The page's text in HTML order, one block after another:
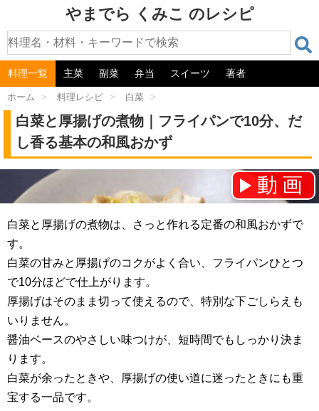
やまでら くみこ のレシピ
料理一覧 主菜 副菜 弁当 スイーツ 著者
ホーム > 料理レシピ > 白菜 >
白菜と厚揚げの煮物｜フライパンで10分、だ
し香る基本の和風おかず
動画
チャンネル登録をお願いします！⇒
白菜と厚揚げの煮物は、さっと作れる定番の和風おかずで
す。
白菜の甘みと厚揚げのコクがよく合い、フライパンひとつ
で10分ほどで仕上がります。
厚揚げはそのまま切って使えるので、特別な下ごしらえも
いりません。
醤油ベースのやさしい味つけが、短時間でもしっかり決ま
ります。
白菜が余ったときや、厚揚げの使い道に迷ったときにも重
宝する一品です。